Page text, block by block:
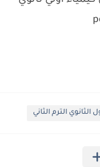
الثانوي الترم الثاني